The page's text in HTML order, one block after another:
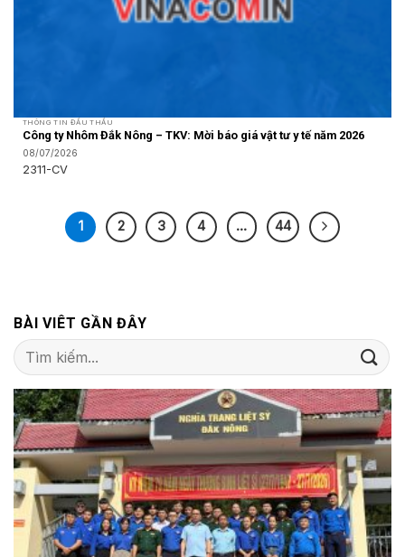
THÔNG TIN ĐẤU THẦU
Công ty Nhôm Đắk Nông – TKV: Mời báo giá vật tư y tế năm 2026
08/07/2026
2311-CV
1 2 3 4 … 44
BÀI VIÊT GẦN ĐÂY